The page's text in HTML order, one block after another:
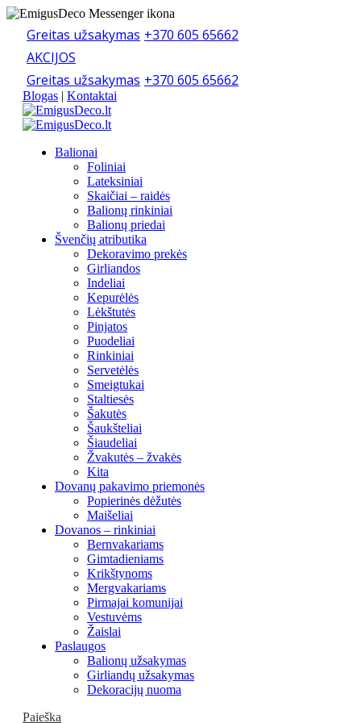
Greitas užsakymas +370 605 65662
AKCIJOS
Greitas užsakymas +370 605 65662
Blogas | Kontaktai
Balionai
Foliniai
Lateksiniai
Skaičiai – raidės
Balionų rinkiniai
Balionų priedai
Švenčių atributika
Dekoravimo prekės
Girliandos
Indeliai
Kepurėlės
Lėkštutės
Pinjatos
Puodeliai
Rinkiniai
Servetėlės
Smeigtukai
Staltiesės
Šakutės
Šaukšteliai
Šiaudeliai
Žvakutės – žvakės
Kita
Dovanų pakavimo priemonės
Popierinės dėžutės
Maišeliai
Dovanos – rinkiniai
Bernvakariams
Gimtadieniams
Krikštynoms
Mergvakariams
Pirmajai komunijai
Vestuvėms
Žaislai
Paslaugos
Balionų užsakymas
Girliandų užsakymas
Dekoracijų nuoma
Paieška